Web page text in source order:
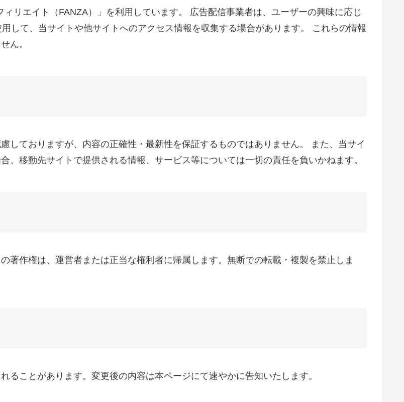
リエイト（FANZA）」を利用しています。 広告配信事業者は、ユーザーの興味に応じ
して、当サイトや他サイトへのアクセス情報を収集する場合があります。 これらの情報
ん。
しておりますが、内容の正確性・最新性を保証するものではありません。 また、当サイ
、移動先サイトで提供される情報、サービス等については一切の責任を負いかねます。
著作権は、運営者または正当な権利者に帰属します。無断での転載・複製を禁止しま
ることがあります。変更後の内容は本ページにて速やかに告知いたします。